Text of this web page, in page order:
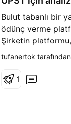
Bulut tabanlı bir
ödünç verme
Şirketin
tüketici talebini
ortakları ağına
tufanertok tarafından
1